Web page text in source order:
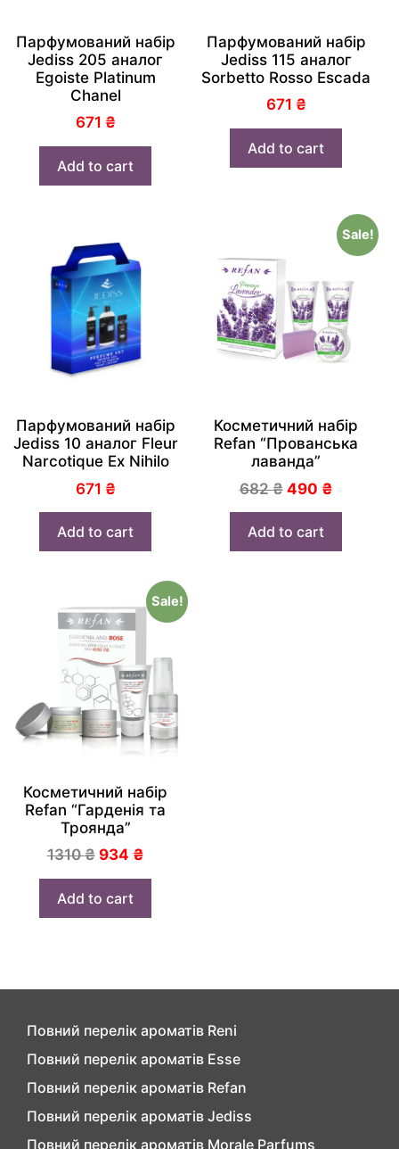
Парфумований набір
Jediss 205 аналог
Egoiste Platinum
Chanel
671 ₴
Add to cart
Парфумований набір
Jediss 115 аналог
Sorbetto Rosso Escada
671 ₴
Add to cart
Парфумований набір
Jediss 10 аналог Fleur
Narcotique Ex Nihilo
671 ₴
Add to cart
Sale!
Косметичний набір
Refan “Прованська
лаванда”
682₴ 490 ₴
Add to cart
Sale!
Косметичний набір
Refan “Гарденія та
Троянда”
1310₴ 934 ₴
Add to cart
Повний перелік ароматів Reni
Повний перелік ароматів Esse
Повний перелік ароматів Refan
Повний перелік ароматів Jediss
Повний перелік ароматів Morale Parfums